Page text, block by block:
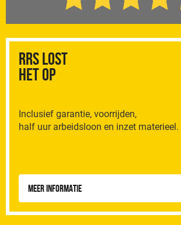
RRS Lost
het op
Inclusief garantie, voorrijden,
half uur arbeidsloon en inzet materieel.
Meer informatie